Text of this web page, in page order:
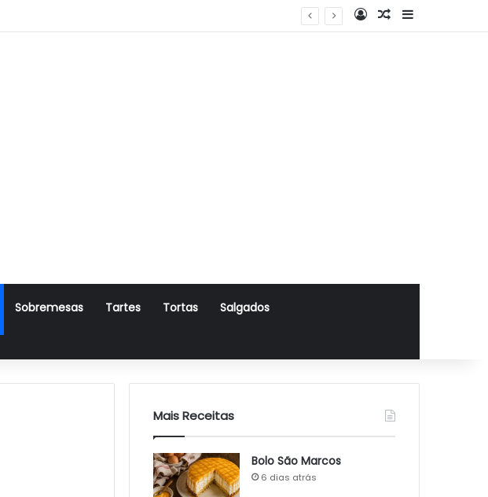
Log InArtigo Aleatório
Sidebar
Sobremesas Tartes Tortas Salgados
Mais Receitas
Bolo São Marcos
6 dias atrás